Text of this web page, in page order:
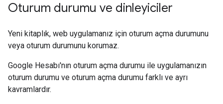
Oturum durumu ve dinleyiciler
Yeni kitaplık, web uygulamanız için oturum açma durumunu
veya oturum durumunu korumaz.
Google Hesabı'nın oturum açma durumu ile uygulamanızın
oturum durumu ve oturum açma durumu farklı ve ayrı
kavramlardır.